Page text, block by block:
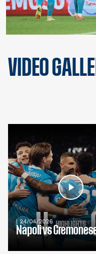
VIDEO
| 24/04/2026
Napoli vs